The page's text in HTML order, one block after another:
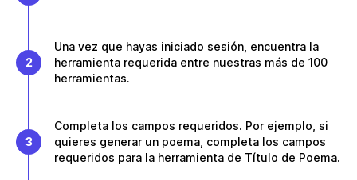
2
Una vez que hayas iniciado sesión, encuentra la
herramienta requerida entre nuestras más de 100
herramientas.
3
Completa los campos requeridos. Por ejemplo, si
quieres generar un poema, completa los campos
requeridos para la herramienta de Título de Poema.